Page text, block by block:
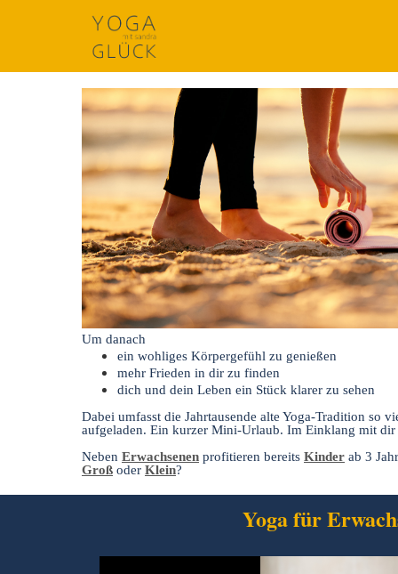
Um danach
ein wohliges Körpergefühl zu genießen
mehr Frieden in dir zu finden
dich und dein Leben ein Stück klarer zu sehen
Dabei umfasst die Jahrtausende alte Yoga-Tradition so
aufgeladen. Ein kurzer Mini-Urlaub. Im Einklang mit dir
Neben Erwachsenen profitieren bereits Kinder ab 3
Groß oder Klein?
Yoga für